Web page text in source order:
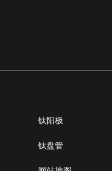
钛阳极
钛盘管